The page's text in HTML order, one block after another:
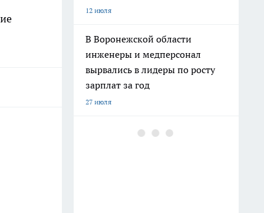
12 июля
В Воронежской области
инженеры и медперсонал
вырвались в лидеры по росту
зарплат за год
27 июля
В Воронежской области мэрия